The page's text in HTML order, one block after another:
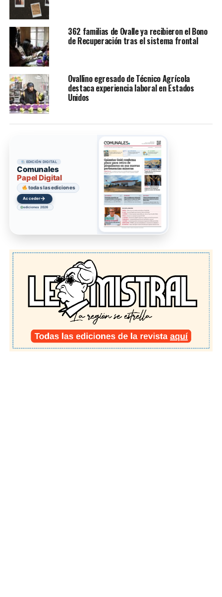
362 familias de Ovalle ya recibieron el Bono
de Recuperación tras el sistema frontal
Ovallino egresado de Técnico Agrícola
destaca experiencia laboral en Estados
Unidos
EDICIÓN DIGITAL
Comunales
Papel Digital
todas las ediciones
Acceder→
ediciones 2026